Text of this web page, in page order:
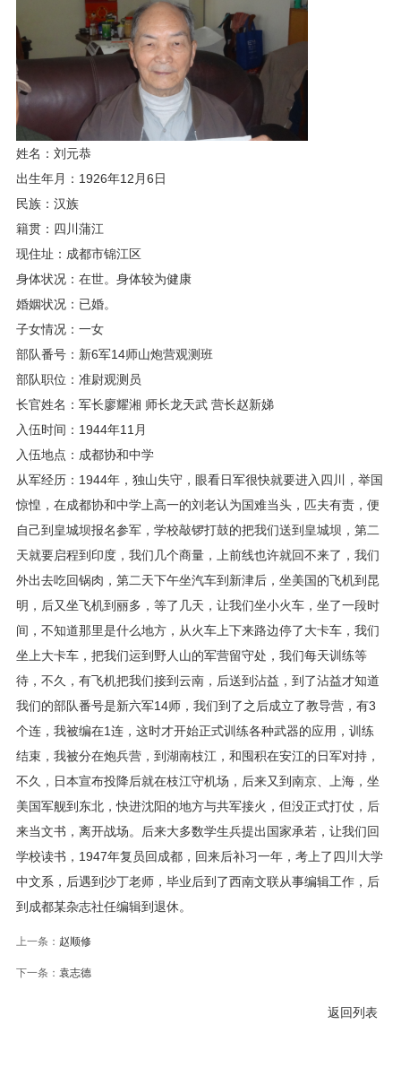
姓名：刘元恭
出生年月：1926年12月6日
民族：汉族
籍贯：四川蒲江
现住址：成都市锦江区
身体状况：在世。身体较为健康
婚姻状况：已婚。
子女情况：一女
部队番号：新6军14师山炮营观测班
部队职位：准尉观测员
长官姓名：军长廖耀湘 师长龙天武 营长赵新娣
入伍时间：1944年11月
入伍地点：成都协和中学
从军经历：1944年，独山失守，眼看日军很快就要进入四川，举国
惊惶，在成都协和中学上高一的刘老认为国难当头，匹夫有责，便
自己到皇城坝报名参军，学校敲锣打鼓的把我们送到皇城坝，第二
天就要启程到印度，我们几个商量，上前线也许就回不来了，我们
外出去吃回锅肉，第二天下午坐汽车到新津后，坐美国的飞机到昆
明，后又坐飞机到丽多，等了几天，让我们坐小火车，坐了一段时
间，不知道那里是什么地方，从火车上下来路边停了大卡车，我们
坐上大卡车，把我们运到野人山的军营留守处，我们每天训练等
待，不久，有飞机把我们接到云南，后送到沾益，到了沾益才知道
我们的部队番号是新六军14师，我们到了之后成立了教导营，有3
个连，我被编在1连，这时才开始正式训练各种武器的应用，训练
结束，我被分在炮兵营，到湖南枝江，和囤积在安江的日军对持，
不久，日本宣布投降后就在枝江守机场，后来又到南京、上海，坐
美国军舰到东北，快进沈阳的地方与共军接火，但没正式打仗，后
来当文书，离开战场。后来大多数学生兵提出国家承若，让我们回
学校读书，1947年复员回成都，回来后补习一年，考上了四川大学
中文系，后遇到沙丁老师，毕业后到了西南文联从事编辑工作，后
到成都某杂志社任编辑到退休。
上一条： 赵顺修
下一条： 袁志德
返回列表